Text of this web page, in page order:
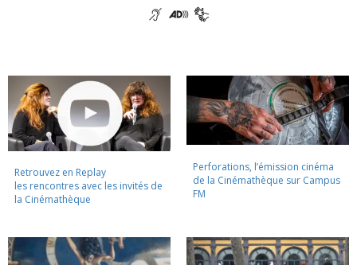
Retrouvez en Replay
les rencontres avec les invités de
la Cinémathèque
Perforations, l’émission cinéma
de la Cinémathèque sur Campus
FM